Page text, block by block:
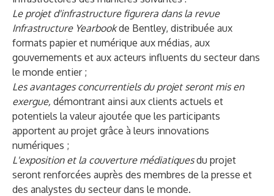
Le projet d'infrastructure figurera dans la revue
Infrastructure Yearbookde Bentley, distribuée aux
formats papier et numérique aux médias, aux
gouvernements et aux acteurs influents du secteur dans
le monde entier ;
Les avantages concurrentiels du projet seront mis en
exergue, démontrant ainsi aux clients actuels et
potentiels la valeur ajoutée que les participants
apportent au projet grâce à leurs innovations
numériques ;
L'exposition et la couverture médiatiquesdu projet
seront renforcées auprès des membres de la presse et
des analystes du secteur dans le monde.